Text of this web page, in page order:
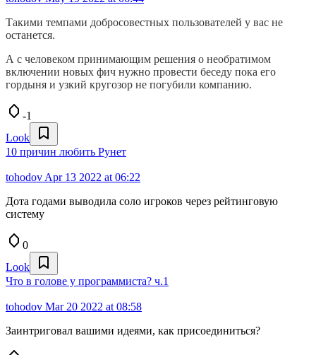
Такими темпами добросовестных пользователей у вас не
останется.
А с человеком принимающим решения о необратимом
включении новых фич нужно провести беседу пока его
гордыня и узкий кругозор не погубили компанию.
-1
Look
10 причин любить Рунет
tohodov Apr 13 2022 at 06:22
Дота годами выводила соло игроков через рейтинговую
систему
0
Look
Что в голове у программиста? ч.1
tohodov Mar 20 2022 at 08:58
Заинтриговал вашими идеями, как присоединиться?